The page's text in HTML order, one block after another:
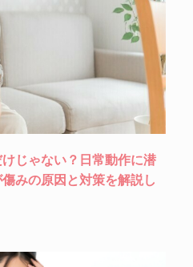
じゃない？日常動作に潜
みの原因と対策を解説し